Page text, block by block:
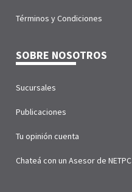
Términos y Condiciones
SOBRE NOSOTROS
Sucursales
Publicaciones
Tu opinión cuenta
Chateá con un Asesor de NETPC